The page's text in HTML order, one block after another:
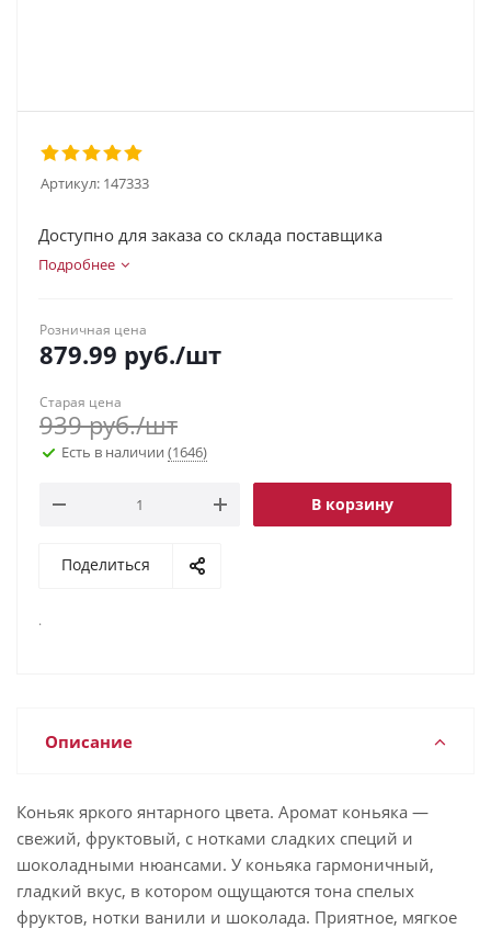
Артикул: 147333
Доступно для заказа со склада поставщика
Подробнее
Розничная цена
879.99 руб./шт
Старая цена
939руб./шт
Есть в наличии (1646)
В корзину
Поделиться
.
Описание
Коньяк яркого янтарного цвета. Аромат коньяка —
свежий, фруктовый, с нотками сладких специй и
шоколадными нюансами. У коньяка гармоничный,
гладкий вкус, в котором ощущаются тона спелых
фруктов, нотки ванили и шоколада. Приятное, мягкое